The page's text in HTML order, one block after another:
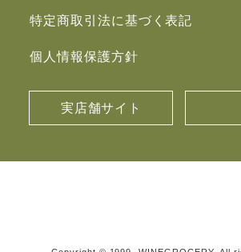
特定商取引法に基づく表記
個人情報保護方針
実店舗サイト